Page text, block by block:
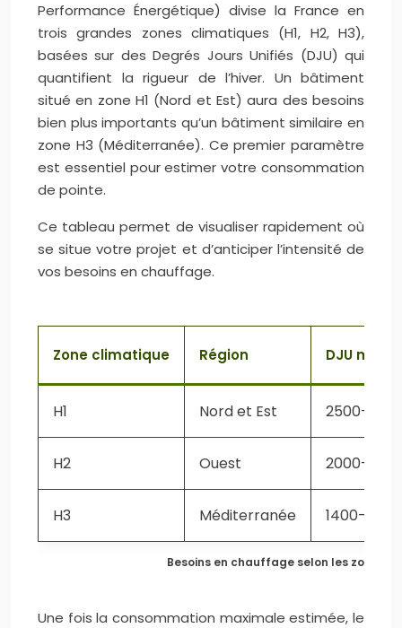
Performance Énergétique) divise la France en
trois grandes zones climatiques (H1, H2, H3),
basées sur des Degrés Jours Unifiés (DJU) qui
quantifient la rigueur de l’hiver. Un bâtiment
situé en zone H1 (Nord et Est) aura des besoins
bien plus importants qu’un bâtiment similaire en
zone H3 (Méditerranée). Ce premier paramètre
est essentiel pour estimer votre consommation
de pointe.
Ce tableau permet de visualiser rapidement où
se situe votre projet et d’anticiper l’intensité de
vos besoins en chauffage.
Besoins en chauffage selon les zones
Zone climatique Région DJU
H1 Nord et Est 2500-
H2 Ouest 2000-
H3 Méditerranée 1400-2000
Une fois la consommation maximale estimée, le